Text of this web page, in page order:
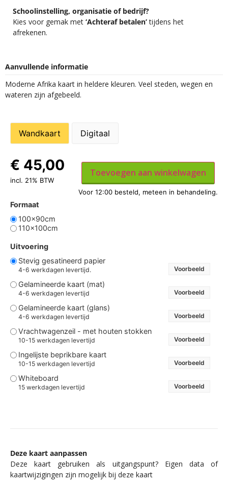
Schoolinstelling, organisatie of bedrijf?
Kies voor gemak met ‘Achteraf betalen’tijdens het
afrekenen.
Aanvullende informatie
Moderne Afrika kaart in heldere kleuren. Veel steden, wegen en
wateren zijn afgebeeld.
Wandkaart Digitaal
Formaat
100x90cm
110x100cm
Uitvoering
Stevig gesatineerd papier
4-6 werkdagen levertijd. Voorbeeld
Gelamineerde kaart (mat)
4-6 werkdagen levertijd Voorbeeld
Gelamineerde kaart (glans)
4-6 werkdagen levertijd Voorbeeld
Vrachtwagenzeil - met houten stokken
10-15 werkdagen levertijd Voorbeeld
Ingelijste beprikbare kaart
10-15 werkdagen levertijd Voorbeeld
Whiteboard
15 werkdagen levertijd Voorbeeld
€ 45,00
incl. 21% BTW
Toevoegen aan winkelwagen
Deze kaart aanpassen
Deze kaart gebruiken als uitgangspunt? Eigen data of
kaartwijzigingen zijn mogelijk bij deze kaart